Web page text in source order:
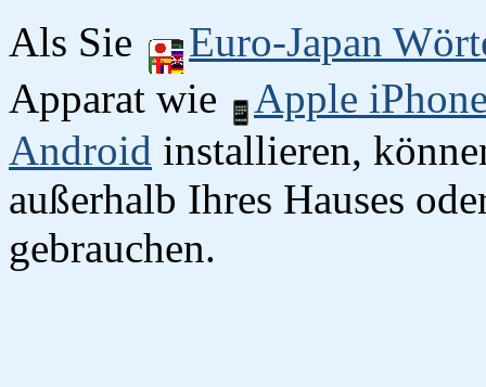
Als Sie
Euro-Japan
Apparat wie
Apple
Android installieren,
außerhalb Ihres Hauses
gebrauchen.